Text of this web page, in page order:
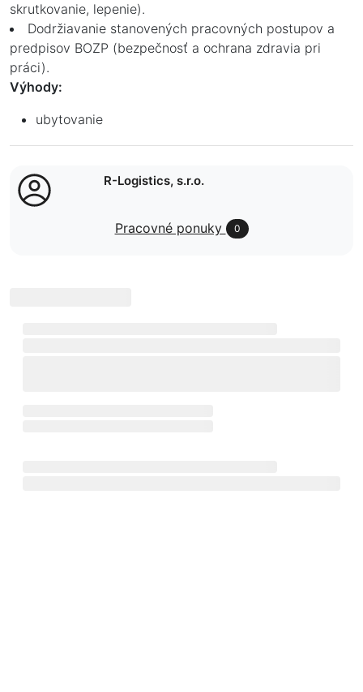
skrutkovanie, lepenie).
Dodržiavanie stanovených pracovných postupov a
predpisov BOZP (bezpečnosť a ochrana zdravia pri
práci).
Výhody:
ubytovanie
R-Logistics, s.r.o.
Pracovné ponuky 0